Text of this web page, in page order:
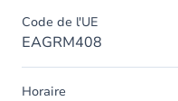
Code de l'UE
EAGRM408
Horaire